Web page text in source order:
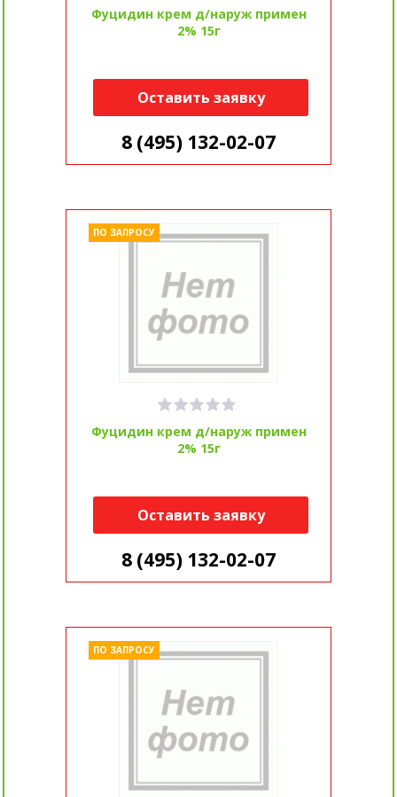
Фуцидин крем д/наруж примен
2% 15г
Оставить заявку
8 (495) 132-02-07
Фуцидин крем д/наруж примен
2% 15г
ПО ЗАПРОСУ
Оставить заявку
8 (495) 132-02-07
ПО ЗАПРОСУ